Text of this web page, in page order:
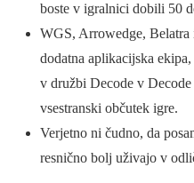
boste v igralnici dobili 50
WGS, Arrowedge,
dodatna aplikacijska
v družbi Decode v
vsestranski občutek igre.
Verjetno ni čudno, da
resnično bolj uživajo v